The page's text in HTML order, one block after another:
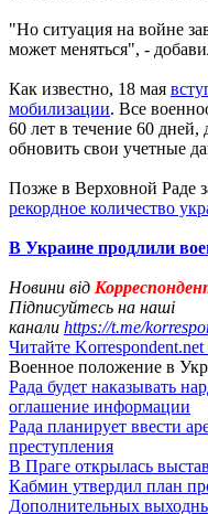
"Но ситуация на войне
может меняться", -
Как известно, 18 мая
мобилизации. Все
60 лет в течение 60
обновить свои учетные
Позже в Верховной Раде
рекордное количество
В Украине продлили
Новини від
Підписуйтесь на наші
канали https://t.me/
Читайте
Военное положение в
Рада будет наказывать
оглашение информации
Рада планирует ввести
преступления
В Праге открылась
Кабмин утвердил план
Дополнительных